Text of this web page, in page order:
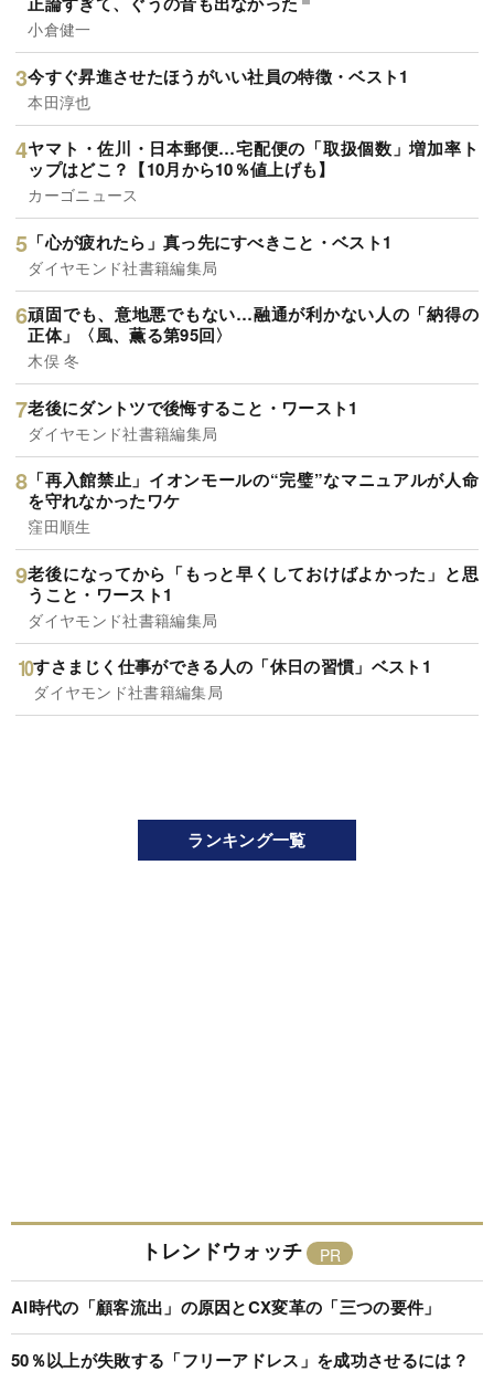
小倉健一
今すぐ昇進させたほうがいい社員の特徴・ベスト1
本田淳也
ヤマト・佐川・日本郵便…宅配便の「取扱個数」増加率ト
ップはどこ？【10月から10％値上げも】
カーゴニュース
「心が疲れたら」真っ先にすべきこと・ベスト1
ダイヤモンド社書籍編集局
頑固でも、意地悪でもない…融通が利かない人の「納得の
正体」〈風、薫る第95回〉
木俣 冬
老後にダントツで後悔すること・ワースト1
ダイヤモンド社書籍編集局
「再入館禁止」イオンモールの“完璧”なマニュアルが人命
を守れなかったワケ
窪田順生
老後になってから「もっと早くしておけばよかった」と思
うこと・ワースト1
ダイヤモンド社書籍編集局
すさまじく仕事ができる人の「休日の習慣」ベスト1
ダイヤモンド社書籍編集局
ランキング一覧
トレンドウォッチ
AI時代の「顧客流出」の原因とCX変革の「三つの要件」
50％以上が失敗する「フリーアドレス」を成功させるには？